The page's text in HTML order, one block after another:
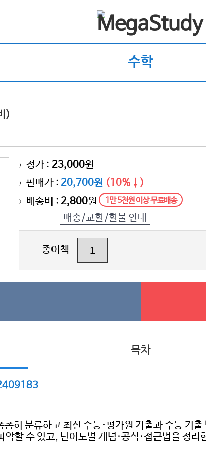
수학
)
> 정가 : 23,000원
> 판매가 : 20,700원 (10%↓)
> 배송비 : 2,800원 1만 5천원 이상 무료배송
배송/교환/환불 안내
종이책
목차
히 분류하고 최신 수능·평가원 기출과 수능 기
할 수 있고, 난이도별 개념·공식·접근법을 정